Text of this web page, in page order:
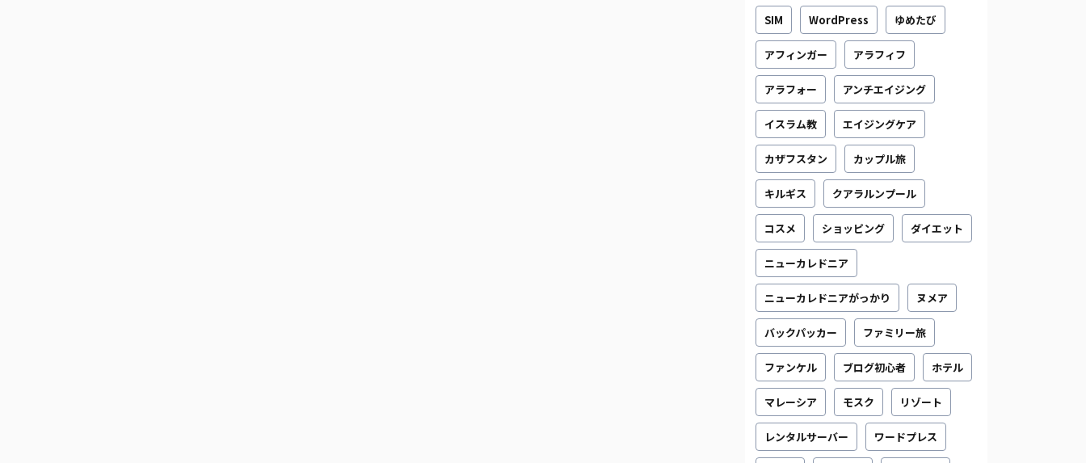
SIM WordPress ゆめたび
アフィンガー アラフィフ
アラフォー アンチエイジング
イスラム教 エイジングケア
カザフスタン カップル旅
キルギス クアラルンプール
コスメ ショッピング ダイエット
ニューカレドニア
ニューカレドニアがっかり ヌメア
バックパッカー ファミリー旅
ファンケル ブログ初心者 ホテル
マレーシア モスク リゾート
レンタルサーバー ワードプレス